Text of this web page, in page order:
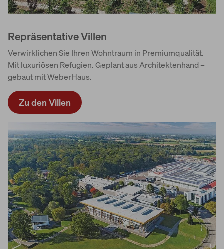
Repräsentative Villen
Verwirklichen Sie Ihren Wohntraum in Premiumqualität.
Mit luxuriösen Refugien. Geplant aus Architektenhand –
gebaut mit WeberHaus.
Zu den Villen